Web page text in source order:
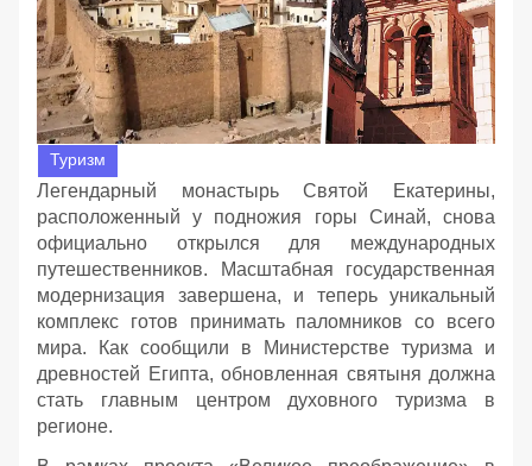
Туризм
Легендарный монастырь Святой Екатерины,
расположенный у подножия горы Синай, снова
официально открылся для международных
путешественников. Масштабная государственная
модернизация завершена, и теперь уникальный
комплекс готов принимать паломников со всего
мира. Как сообщили в Министерстве туризма и
древностей Египта, обновленная святыня должна
стать главным центром духовного туризма в
регионе.